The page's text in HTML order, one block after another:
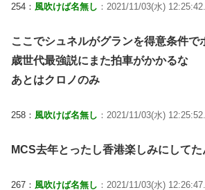
254： 風吹けば名無し ：2021/11/03(水)
ここでシュネルがグランを得意条件で
歳世代最強説にまた拍車がかかるな
あとはクロノのみ
258： 風吹けば名無し ：2021/11/03(水)
MCS去年とったし香港楽しみにして
267： 風吹けば名無し ：2021/11/03(水)